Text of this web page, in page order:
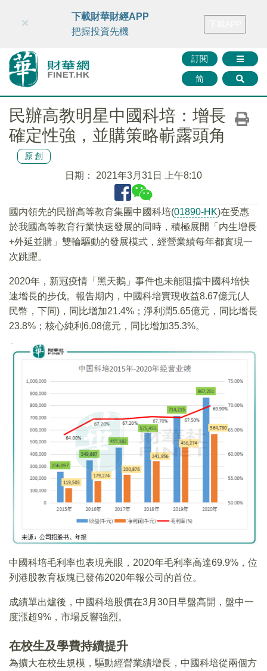
財華智庫網 FINTV FINMETA 財華證券 媒體矩陣
訂閱
简
×
下載財華財經APP
把握投資先機
民辦高教明星中國科培：增長
確定性強，並購策略嶄露頭角
原創
日期： 2021年3月31日 上午8:10
國内領先的民辦高等教育集團中國科培(01890-HK)在受惠
於我國高等教育行業快速發展的同時，積極展開「内生增長
+外延並購」雙輪驅動的發展模式，經營業績每年都實現一
次跳躍。
2020年，新冠疫情「黑天鵝」事件也未能阻擋中國科培快
速增長的步伐。報告期内，中國科培實現收益8.67億元(人
民幣，下同)，同比增加21.4%；淨利潤5.65億元，同比增長
23.8%；核心純利6.08億元，同比增加35.3%。
中國科培毛利率也表現亮眼，2020年毛利率高達69.9%，位
列港股教育板塊已發佈2020年報公司的首位。
成績單出爐後，中國科培股價在3月30日早盤高開，盤中一
度漲超9%，市場反響強烈。
在校生及學費持續提升
為擴大在校生規模，驅動經營業績增長，中國科培從兩個方